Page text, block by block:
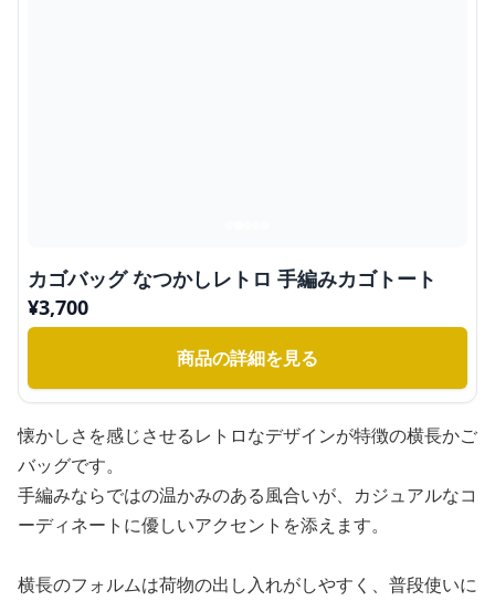
カゴバッグ なつかしレトロ 手編みカゴトート
¥3,700
商品の詳細を見る
懐かしさを感じさせるレトロなデザインが特徴の横長かご
バッグです。
手編みならではの温かみのある風合いが、カジュアルなコ
ーディネートに優しいアクセントを添えます。
横長のフォルムは荷物の出し入れがしやすく、普段使いに